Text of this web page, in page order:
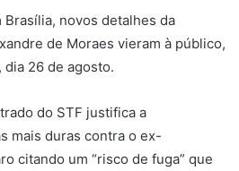
novos detalhes da
de Moraes vieram à público,
26 de agosto.
do STF justifica a
mais duras contra o ex-
citando um “risco de fuga” que